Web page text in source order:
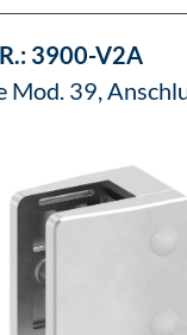
3900-V2A
Mod. 39,